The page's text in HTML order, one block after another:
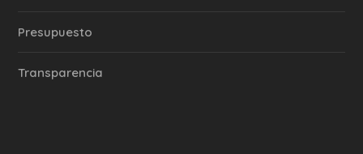
Presupuesto
Transparencia